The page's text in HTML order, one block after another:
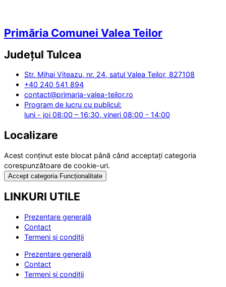
Primăria Comunei Valea Teilor
Județul Tulcea
Str. Mihai Viteazu, nr. 24, satul Valea Teilor, 827108
+40 240 541 894
contact@primaria-valea-teilor.ro
Program de lucru cu publicul:
luni - joi 08:00 – 16:30, vineri 08:00 - 14:00
Localizare
Acest conținut este blocat până când acceptați categoria
corespunzătoare de cookie-uri.
Accept categoria Funcționalitate
LINKURI UTILE
Prezentare generală
Contact
Termeni și condiții
Prezentare generală
Contact
Termeni și condiții